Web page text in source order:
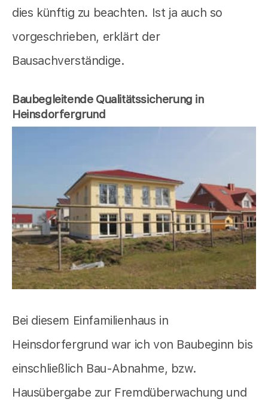
dies künftig zu beachten. Ist ja auch so
vorgeschrieben, erklärt der
Bausachverständige.
Baubegleitende Qualitätssicherung in
Heinsdorfergrund
Bei diesem Einfamilienhaus in
Heinsdorfergrund war ich von Baubeginn bis
einschließlich Bau-Abnahme, bzw.
Hausübergabe zur Fremdüberwachung und